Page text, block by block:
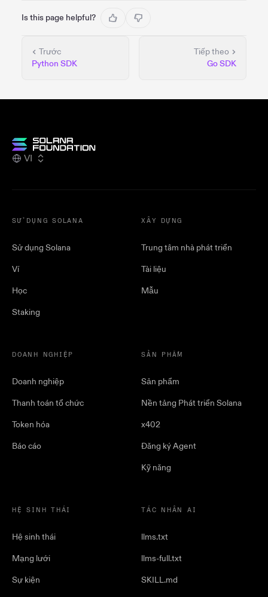
Is this page helpful?
Trước
Python SDK
Tiếp theo
Go SDK
VI
SỬ DỤNG SOLANA
Sử dụng Solana
Ví
Học
Staking
XÂY DỰNG
Trung tâm nhà phát triển
Tài liệu
Mẫu
DOANH NGHIỆP
Doanh nghiệp
Thanh toán tổ chức
Token hóa
Báo cáo
SẢN PHẨM
Sản phẩm
Nền tảng Phát triển Solana
x402
Đăng ký Agent
Kỹ năng
HỆ SINH THÁI
Hệ sinh thái
Mạng lưới
Sự kiện
TÁC NHÂN AI
llms.txt
llms-full.txt
SKILL.md